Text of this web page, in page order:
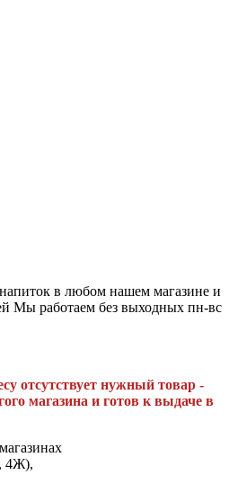
в любом нашем магазине и
Мы работаем без выходных пн-вс
отсутствует нужный товар -
магазина и готов к выдаче в
4Ж),